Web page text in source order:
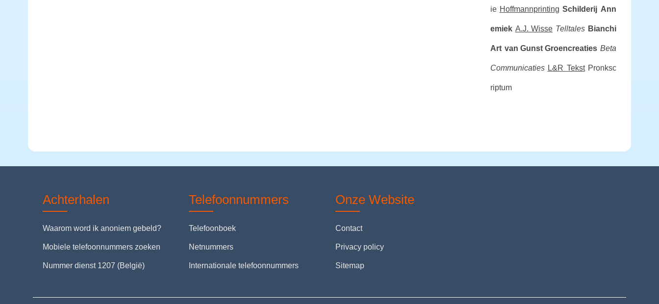
ie Hoffmannprinting Schilderij Ann
emiek A.J. Wisse Telltales Bianchi
Art van Gunst Groencreaties Beta
Communicaties L&R Tekst Pronksc
riptum
Achterhalen
Waarom word ik anoniem gebeld?
Mobiele telefoonnummers zoeken
Nummer dienst 1207 (België)
Telefoonnummers
Telefoonboek
Netnummers
Internationale telefoonnummers
Onze Website
Contact
Privacy policy
Sitemap